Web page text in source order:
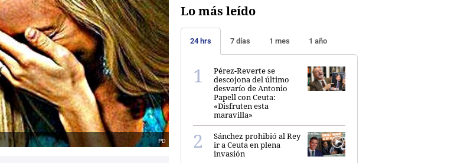
PD
Lo más leído
24 hrs 7 días 1 mes 1 año
Pérez-Reverte se
descojona del último
desvarío de Antonio
Papell con Ceuta:
«Disfruten esta
maravilla»
Sánchez prohibió al Rey
ir a Ceuta en plena
invasión